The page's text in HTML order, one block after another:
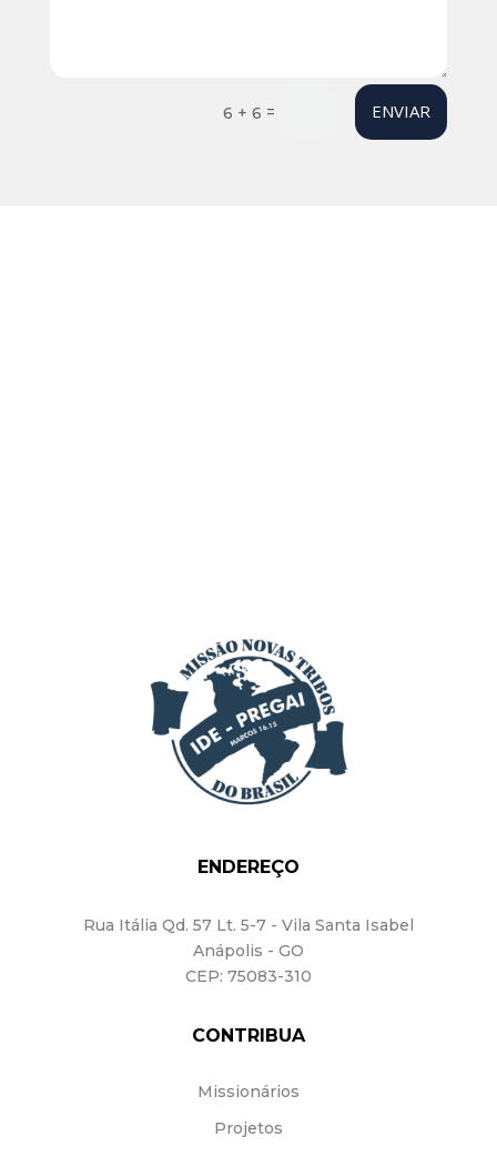
6 + 6 = ENVIAR
ENDEREÇO
Rua Itália Qd. 57 Lt. 5-7 - Vila Santa Isabel
Anápolis - GO
CEP: 75083-310
CONTRIBUA
Missionários
Projetos